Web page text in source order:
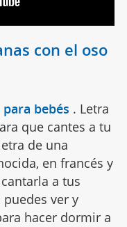
con el oso
para bebés . Letra
que cantes a tu
de una
en francés y
a tus
ver y
hacer dormir a